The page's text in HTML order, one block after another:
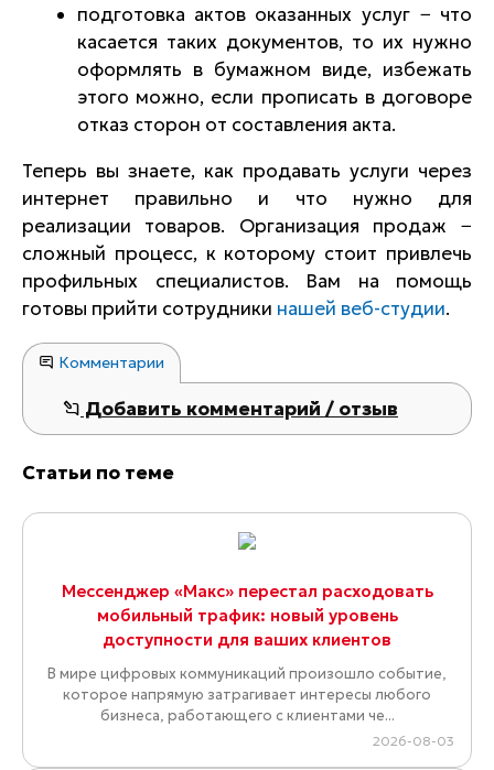
подготовка актов оказанных услуг − что
касается таких документов, то их нужно
оформлять в бумажном виде, избежать
этого можно, если прописать в договоре
отказ сторон от составления акта.
Теперь вы знаете, как продавать услуги через
интернет правильно и что нужно для
реализации товаров. Организация продаж −
сложный процесс, к которому стоит привлечь
профильных специалистов. Вам на помощь
готовы прийти сотрудники нашей веб-студии.
Комментарии
Добавить комментарий / отзыв
Статьи по теме
Мессенджер «Макс» перестал расходовать
мобильный трафик: новый уровень
доступности для ваших клиентов
В мире цифровых коммуникаций произошло событие,
которое напрямую затрагивает интересы любого
бизнеса, работающего с клиентами че...
2026-08-03